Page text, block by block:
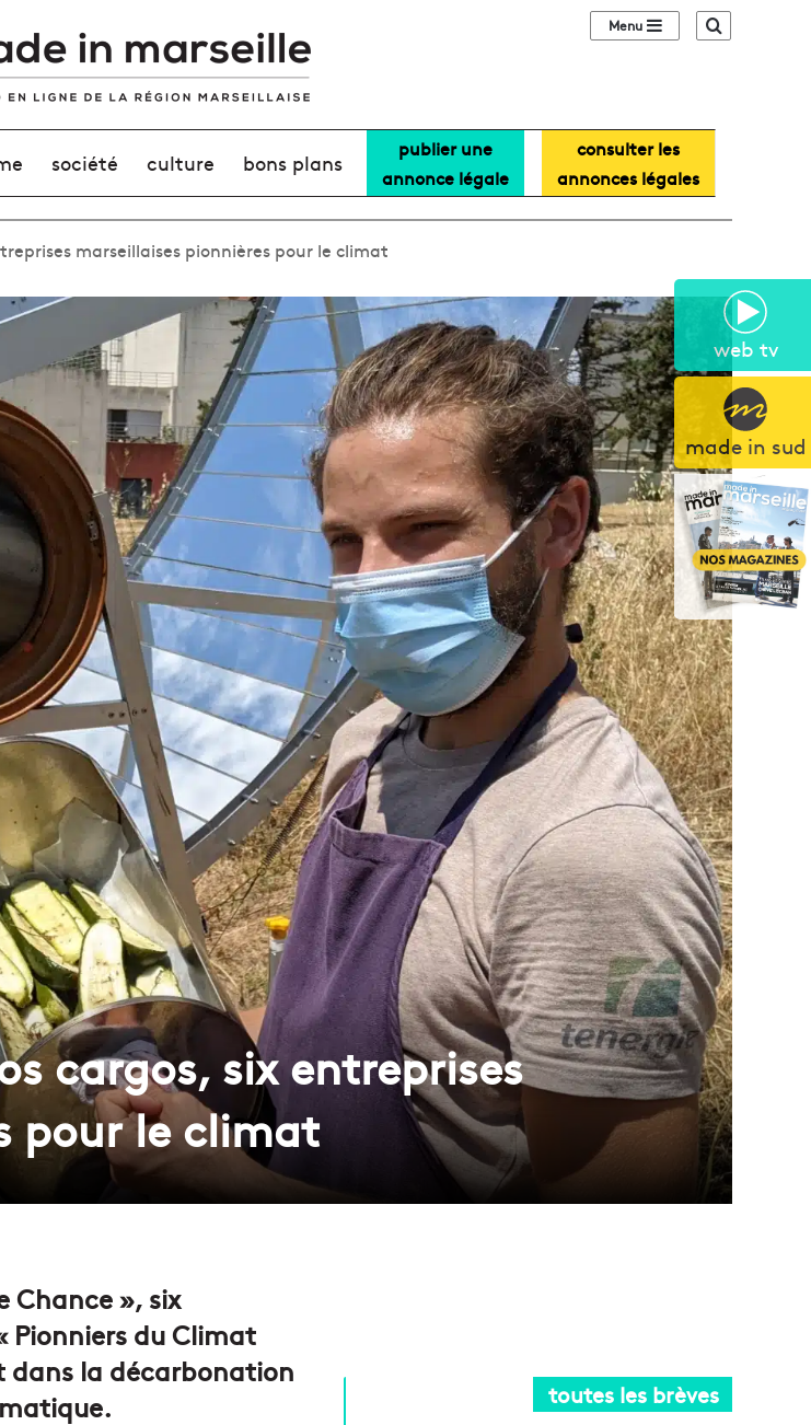
web tv
made in sud
Sidebar (barre
société culture bons plans
publier une
annonce légale
consulter les
annonces légales
marseillaises pionnières pour le climat
cargos, six entreprises
pour le climat
Chance », six
Pionniers du Climat
dans la décarbonation
toutes les brèves